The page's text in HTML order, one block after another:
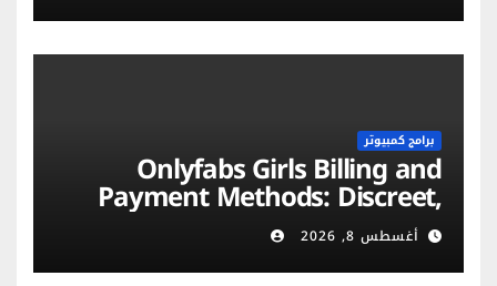
برامج كمبيوتر
Onlyfabs Girls Billing and
Payment Methods: Discreet,
Secure & Flexible Options
أغسطس 8, 2026